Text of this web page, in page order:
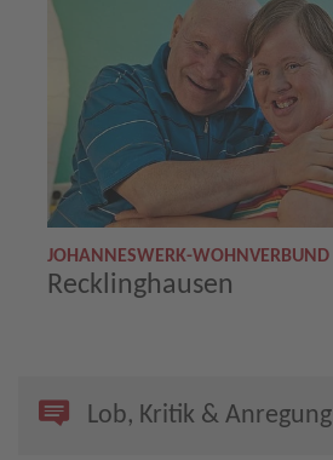
JOHANNESWERK-WOHNVERBUND
Recklinghausen
Lob, Kritik & Anregung